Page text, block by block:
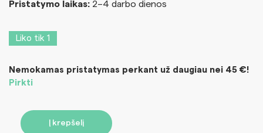
Pristatymo laikas: 2–4 darbo dienos
Liko tik 1
Nemokamas pristatymas perkant už daugiau nei 45 €!
Pirkti
Į krepšelį